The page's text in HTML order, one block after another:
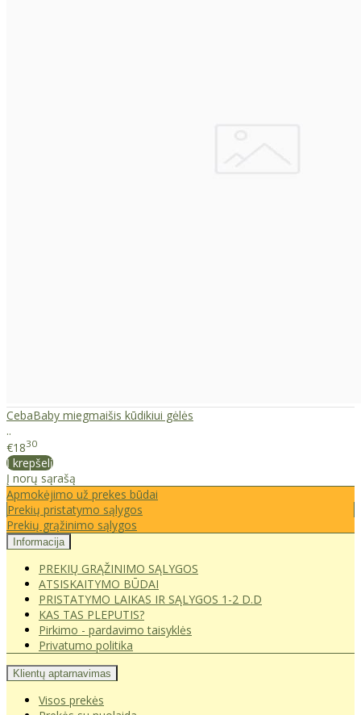
CebaBaby miegmaišis kūdikiui gėlės
..
€1830
Į krepšelį
Į norų sąrašą
Apmokėjimo už prekes būdai
Prekių pristatymo sąlygos
Prekių grąžinimo sąlygos
Informacija
PREKIŲ GRĄŽINIMO SĄLYGOS
ATSISKAITYMO BŪDAI
PRISTATYMO LAIKAS IR SĄLYGOS 1-2 D.D
KAS TAS PLEPUTIS?
Pirkimo - pardavimo taisyklės
Privatumo politika
Klientų aptarnavimas
Visos prekės